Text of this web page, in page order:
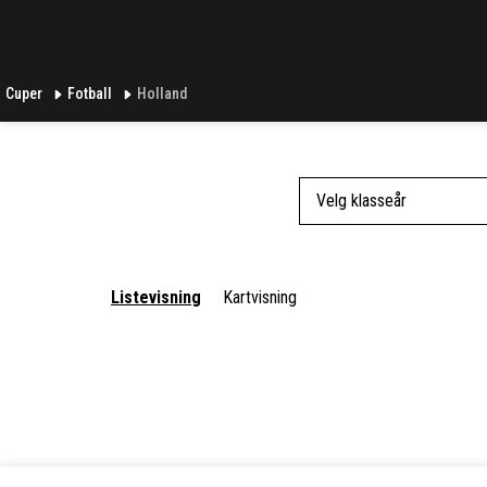
Cuper Fotball Holland
Velg klasseår
Listevisning Kartvisning